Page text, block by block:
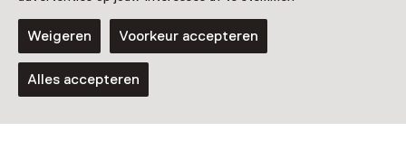
Weigeren Voorkeur accepteren
Alles accepteren
Harderwijk